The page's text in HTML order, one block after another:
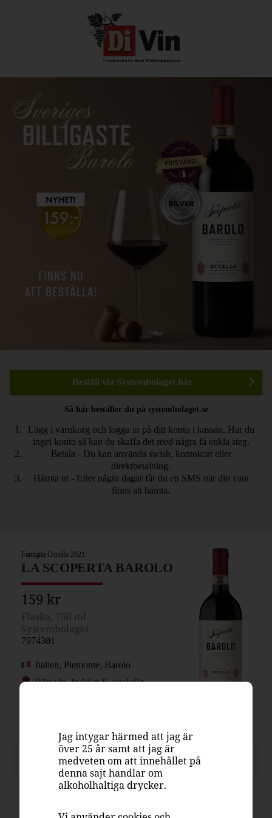
Famiglia Occello 2021
LA SCOPERTA BAROLO
159 kr
Flaska, 750 ml
Systembolaget
7974301
Italien, Piemonte, Barolo
Rött vin, fruktigt & smakrikt
PASSAR TILL
Beställ via Systembolaget här
Så här beställer du på systembolaget.se
Lägg i varukorg och logga in på ditt konto i kassan. Har du
inget konto så kan du skaffa det med några få enkla steg.
Betala - Du kan använda swish, kontokort eller
direktbetalning.
Hämta ut - Efter några dagar får du ett SMS när din vara
finns att hämta.
Jag intygar härmed att jag är
över 25 år samt att jag är
medveten om att innehållet på
denna sajt handlar om
alkoholhaltiga drycker.